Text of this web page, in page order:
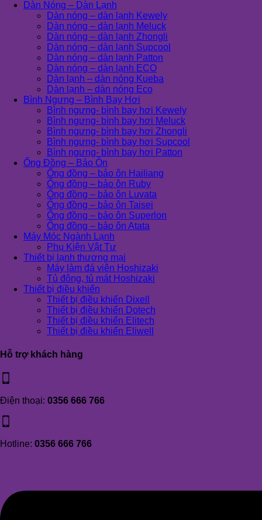
Dàn Nóng – Dàn Lạnh
Dàn nóng – dàn lạnh Kewely
Dàn nóng – dàn lạnh Meluck
Dàn nóng – dàn lạnh Zhongli
Dàn nóng – dàn lạnh Supcool
Dàn nóng – dàn lạnh Patton
Dàn nóng – dàn lạnh ECO
Dàn lạnh – dàn nóng Kueba
Dàn lạnh – dàn nóng Eco
Bình Ngưng – Bình Bay Hơi
Bình ngưng- bình bay hơi Kewely
Bình ngưng- bình bay hơi Meluck
Bình ngưng- bình bay hơi Zhongli
Bình ngưng- bình bay hơi Supcool
Bình ngưng- bình bay hơi Patton
Ống Đồng – Bảo Ôn
Ống đồng – bảo ôn Hailiang
Ống đồng – bảo ôn Ruby
Ống đồng – bảo ôn Luvata
Ống đồng – bảo ôn Taisei
Ống đồng – bảo ôn Superlon
Ống đồng – bảo ôn Atata
Máy Móc Ngành Lạnh
Phụ Kiện Vật Tư
Thiết bị lạnh thương mại
Máy làm đá viên Hoshizaki
Tủ đông, tủ mát Hoshizaki
Thiết bị điều khiển
Thiết bị điều khiển Dixell
Thiết bị điều khiển Dotech
Thiết bị điều khiển Elitech
Thiết bị điều khiển Eliwell
Hỗ trợ khách hàng
Điện thoại: 0356 666 766
Hotline: 0356 666 766